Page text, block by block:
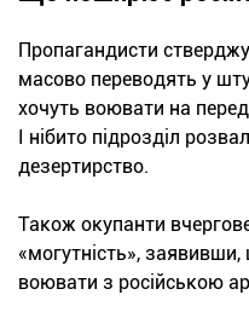
Пропагандисти
масово переводять у
хочуть воювати на
І нібито підрозділ
дезертирство.
Також окупанти
«могутність», заявивши,
воювати з російською